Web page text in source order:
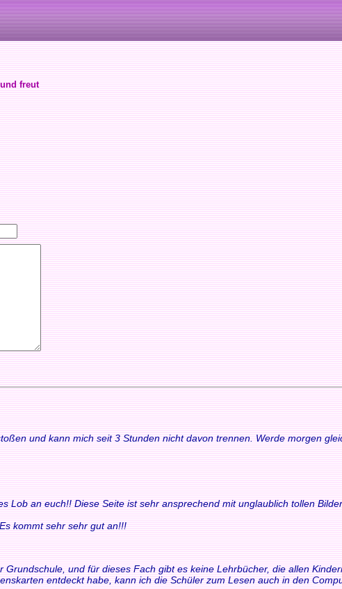
freut
und kann mich seit 3 Stunden nicht davon trennen. Werde morgen
an euch!! Diese Seite ist sehr ansprechend mit unglaublich tollen
kommt sehr sehr gut an!!!
und für dieses Fach gibt es keine Lehrbücher, die allen
entdeckt habe, kann ich die Schüler zum Lesen auch in den